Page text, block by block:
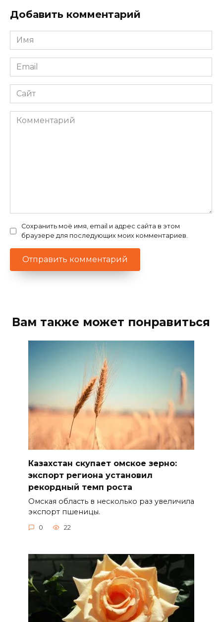
Добавить комментарий
Имя
*
Email
*
Сайт
Комментарий
Сохранить моё имя, email и адрес сайта в этом
браузере для последующих моих комментариев.
Вам также может понравиться
Казахстан скупает омское зерно:
экспорт региона установил
рекордный темп роста
Омская область в несколько раз увеличила
экспорт пшеницы.
0 22